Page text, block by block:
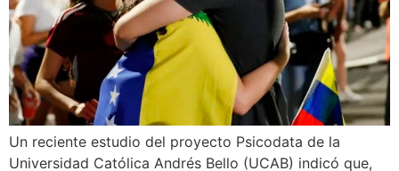
Un reciente estudio del proyecto Psicodata de la
Universidad Católica Andrés Bello (UCAB) indicó que,